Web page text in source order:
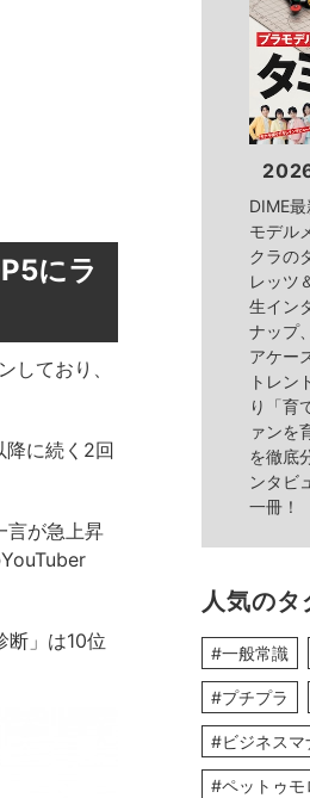
にラ
ており、
に続く2回
言が急上昇
断」は10位
DIME
モデル
クラの
レッツ
生イン
ナップ
アケー
トレン
り「育
ァンを
を徹底
ンタビ
一冊！
人気のタ
#一般常識
#プチプラ
#ビジネスマ
#ペットゥモ